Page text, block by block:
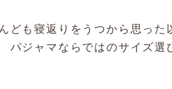
ども寝返りをうつから 思った
パジャマならではのサイズ選